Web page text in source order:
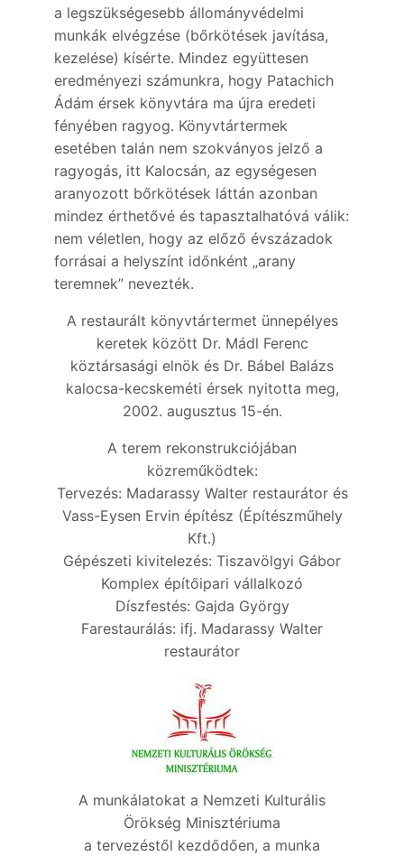
a legszükségesebb állományvédelmi
munkák elvégzése (bőrkötések javítása,
kezelése) kísérte. Mindez együttesen
eredményezi számunkra, hogy Patachich
Ádám érsek könyvtára ma újra eredeti
fényében ragyog. Könyvtártermek
esetében talán nem szokványos jelző a
ragyogás, itt Kalocsán, az egységesen
aranyozott bőrkötések láttán azonban
mindez érthetővé és tapasztalhatóvá válik:
nem véletlen, hogy az előző évszázadok
forrásai a helyszínt időnként „arany
teremnek” nevezték.
A restaurált könyvtártermet ünnepélyes
keretek között Dr. Mádl Ferenc
köztársasági elnök és Dr. Bábel Balázs
kalocsa-kecskeméti érsek nyitotta meg,
2002. augusztus 15-én.
A terem rekonstrukciójában
közreműködtek:
Tervezés: Madarassy Walter restaurátor és
Vass-Eysen Ervin építész (Építészműhely
Kft.)
Gépészeti kivitelezés: Tiszavölgyi Gábor
Komplex építőipari vállalkozó
Díszfestés: Gajda György
Farestaurálás: ifj. Madarassy Walter
restaurátor
A munkálatokat a Nemzeti Kulturális
Örökség Minisztériuma
a tervezéstől kezdődően, a munka